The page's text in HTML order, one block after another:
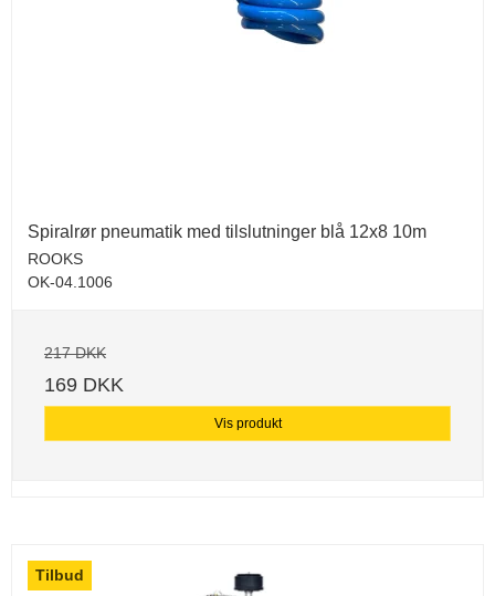
Spiralrør pneumatik med tilslutninger blå 12x8 10m
ROOKS
OK-04.1006
217 DKK
169 DKK
Vis produkt
Tilbud